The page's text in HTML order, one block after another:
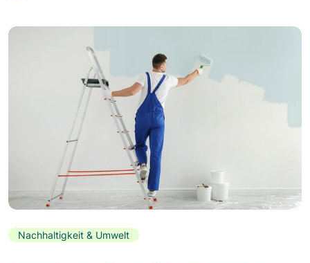
Nachhaltigkeit & Umwelt